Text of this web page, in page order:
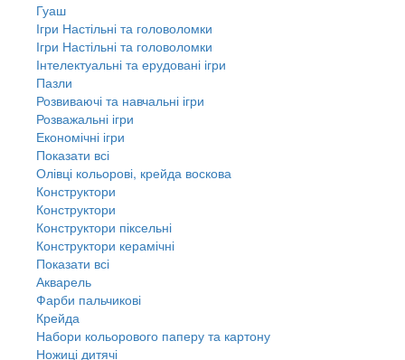
Гуаш
Ігри Настільні та головоломки
Ігри Настільні та головоломки
Інтелектуальні та ерудовані ігри
Пазли
Розвиваючі та навчальні ігри
Розважальні ігри
Економічні ігри
Показати всі
Олівці кольорові, крейда воскова
Конструктори
Конструктори
Конструктори піксельні
Конструктори керамічні
Показати всі
Акварель
Фарби пальчикові
Крейда
Набори кольорового паперу та картону
Ножиці дитячі